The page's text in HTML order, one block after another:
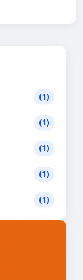
(1)
(1)
(1)
(1)
(1)